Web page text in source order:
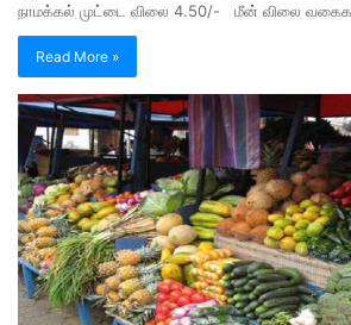
நாமக்கல் முட்டை விலை 4.50/- மீன் விலை
Read More »